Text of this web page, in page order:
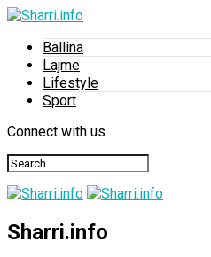
Ballina
Lajme
Lifestyle
Sport
Connect with us
Sharri.info